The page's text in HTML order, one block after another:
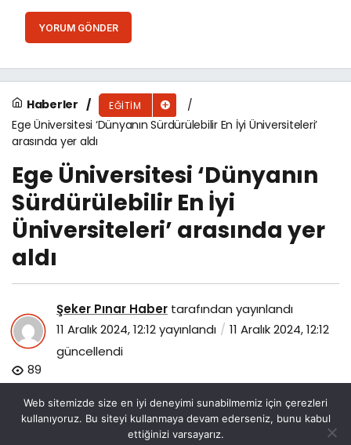
YORUM GÖNDER
Haberler EĞITIM
Ege Üniversitesi ‘Dünyanın Sürdürülebilir En İyi Üniversiteleri’
arasında yer aldı
Ege Üniversitesi ‘Dünyanın
Sürdürülebilir En İyi
Üniversiteleri’ arasında yer
aldı
Şeker Pınar Haber tarafından yayınlandı
11 Aralık 2024, 12:12yayınlandı
11 Aralık 2024, 12:12
güncellendi
89
Web sitemizde size en iyi deneyimi sunabilmemiz için çerezleri
kullanıyoruz. Bu siteyi kullanmaya devam ederseniz, bunu kabul
ettiğinizi varsayarız.